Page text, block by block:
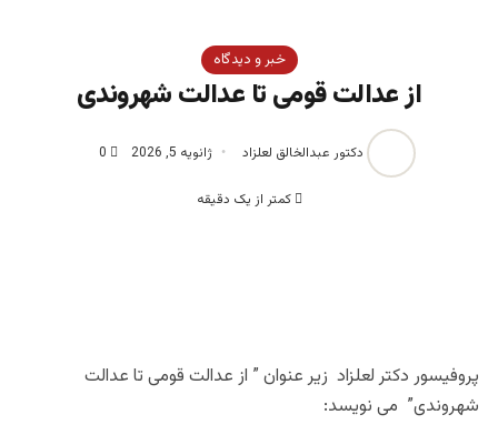
خبر و دیدگاه
از عدالت قومی تا عدالت شهروندی
دکتور عبدالخالق لعلزاد ژانویه 5, 2026 0
کمتر از یک دقیقه
پروفیسور دکتر لعلزاد زیر عنوان ” از عدالت قومی تا عدالت
شهروندی” می نویسد: